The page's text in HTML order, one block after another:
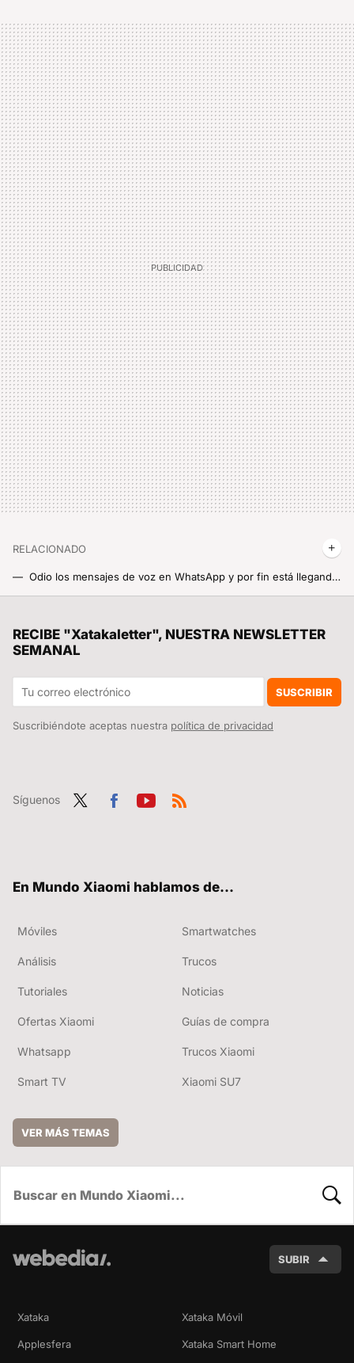
RELACIONADO
Odio los mensajes de voz en WhatsApp y por fin está llegando la función que llevaba años esperando. Ya la puedes activar en tu Xiaomi
El misterio del 7642, el código que se está poniendo de moda enviar por WhatsApp
RECIBE "Xatakaletter", NUESTRA NEWSLETTER
SEMANAL
SUSCRIBIR
Suscribiéndote aceptas nuestra política de privacidad
Síguenos
En Mundo Xiaomi hablamos de...
Móviles Smartwatches
Análisis Trucos
Tutoriales Noticias
Ofertas Xiaomi Guías de compra
Whatsapp Trucos Xiaomi
Smart TV Xiaomi SU7
VER MÁS TEMAS
SUBIR
Xataka Xataka Móvil
Applesfera Xataka Smart Home